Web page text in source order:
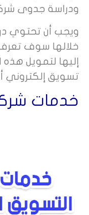
ودراسة جدوى
ويجب أن تحتوي
خلالها سوف
إليها لتمويل
تسويق إلكتروني
خدمات